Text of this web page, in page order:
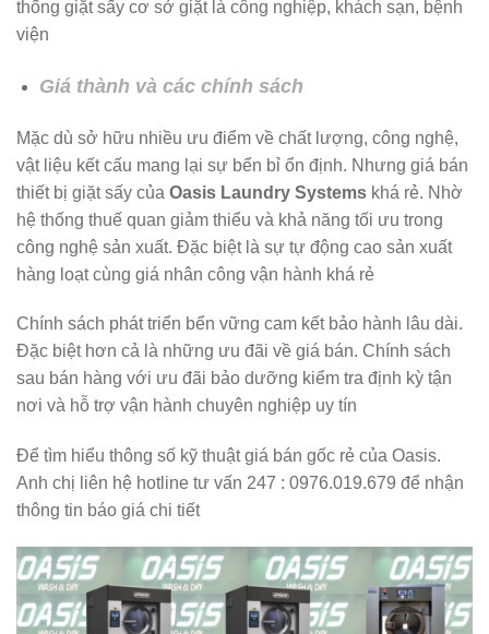
thống giặt sấy cơ sở giặt là công nghiệp, khách sạn, bệnh
viện
Giá thành và các chính sách
Mặc dù sở hữu nhiều ưu điểm về chất lượng, công nghệ,
vật liệu kết cấu mang lại sự bển bỉ ổn định. Nhưng giá bán
thiết bị giặt sấy của Oasis Laundry Systems khá rẻ. Nhờ
hệ thống thuế quan giảm thiểu và khả năng tối ưu trong
công nghệ sản xuất. Đặc biệt là sự tự động cao sản xuất
hàng loạt cùng giá nhân công vận hành khá rẻ
Chính sách phát triển bển vững cam kết bảo hành lâu dài.
Đặc biệt hơn cả là những ưu đãi về giá bán. Chính sách
sau bán hàng với ưu đãi bảo dưỡng kiểm tra định kỳ tận
nơi và hỗ trợ vận hành chuyên nghiệp uy tín
Để tìm hiểu thông số kỹ thuật giá bán gốc rẻ của Oasis.
Anh chị liên hệ hotline tư vấn 247 : 0976.019.679 để nhận
thông tin báo giá chi tiết